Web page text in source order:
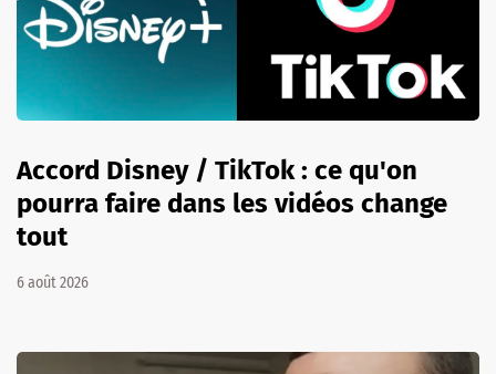
Accord Disney / TikTok : ce qu'on
pourra faire dans les vidéos change
tout
6 août 2026